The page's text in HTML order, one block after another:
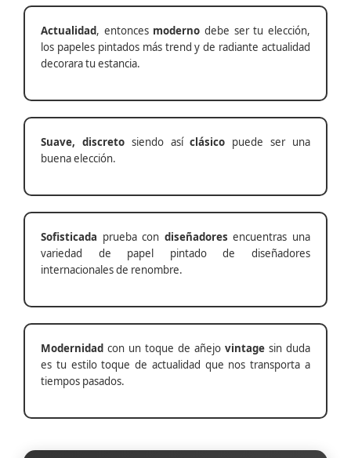
Actualidad, entonces moderno debe ser tu elección,
los papeles pintados más trend y de radiante actualidad
decorara tu estancia.
Suave, discretosiendo asíclásico puede ser una
buena elección.
Sofisticada prueba con diseñadores encuentras una
variedad de papel pintado de diseñadores
internacionales de renombre.
Modernidad con un toque de añejo vintage sin duda
es tu estilo toque de actualidad que nos transporta a
tiempos pasados.